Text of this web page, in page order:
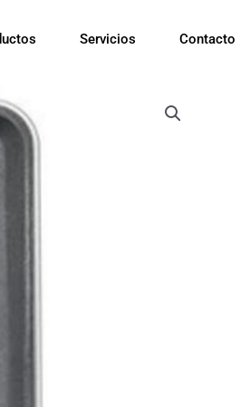
Servicios Contacto